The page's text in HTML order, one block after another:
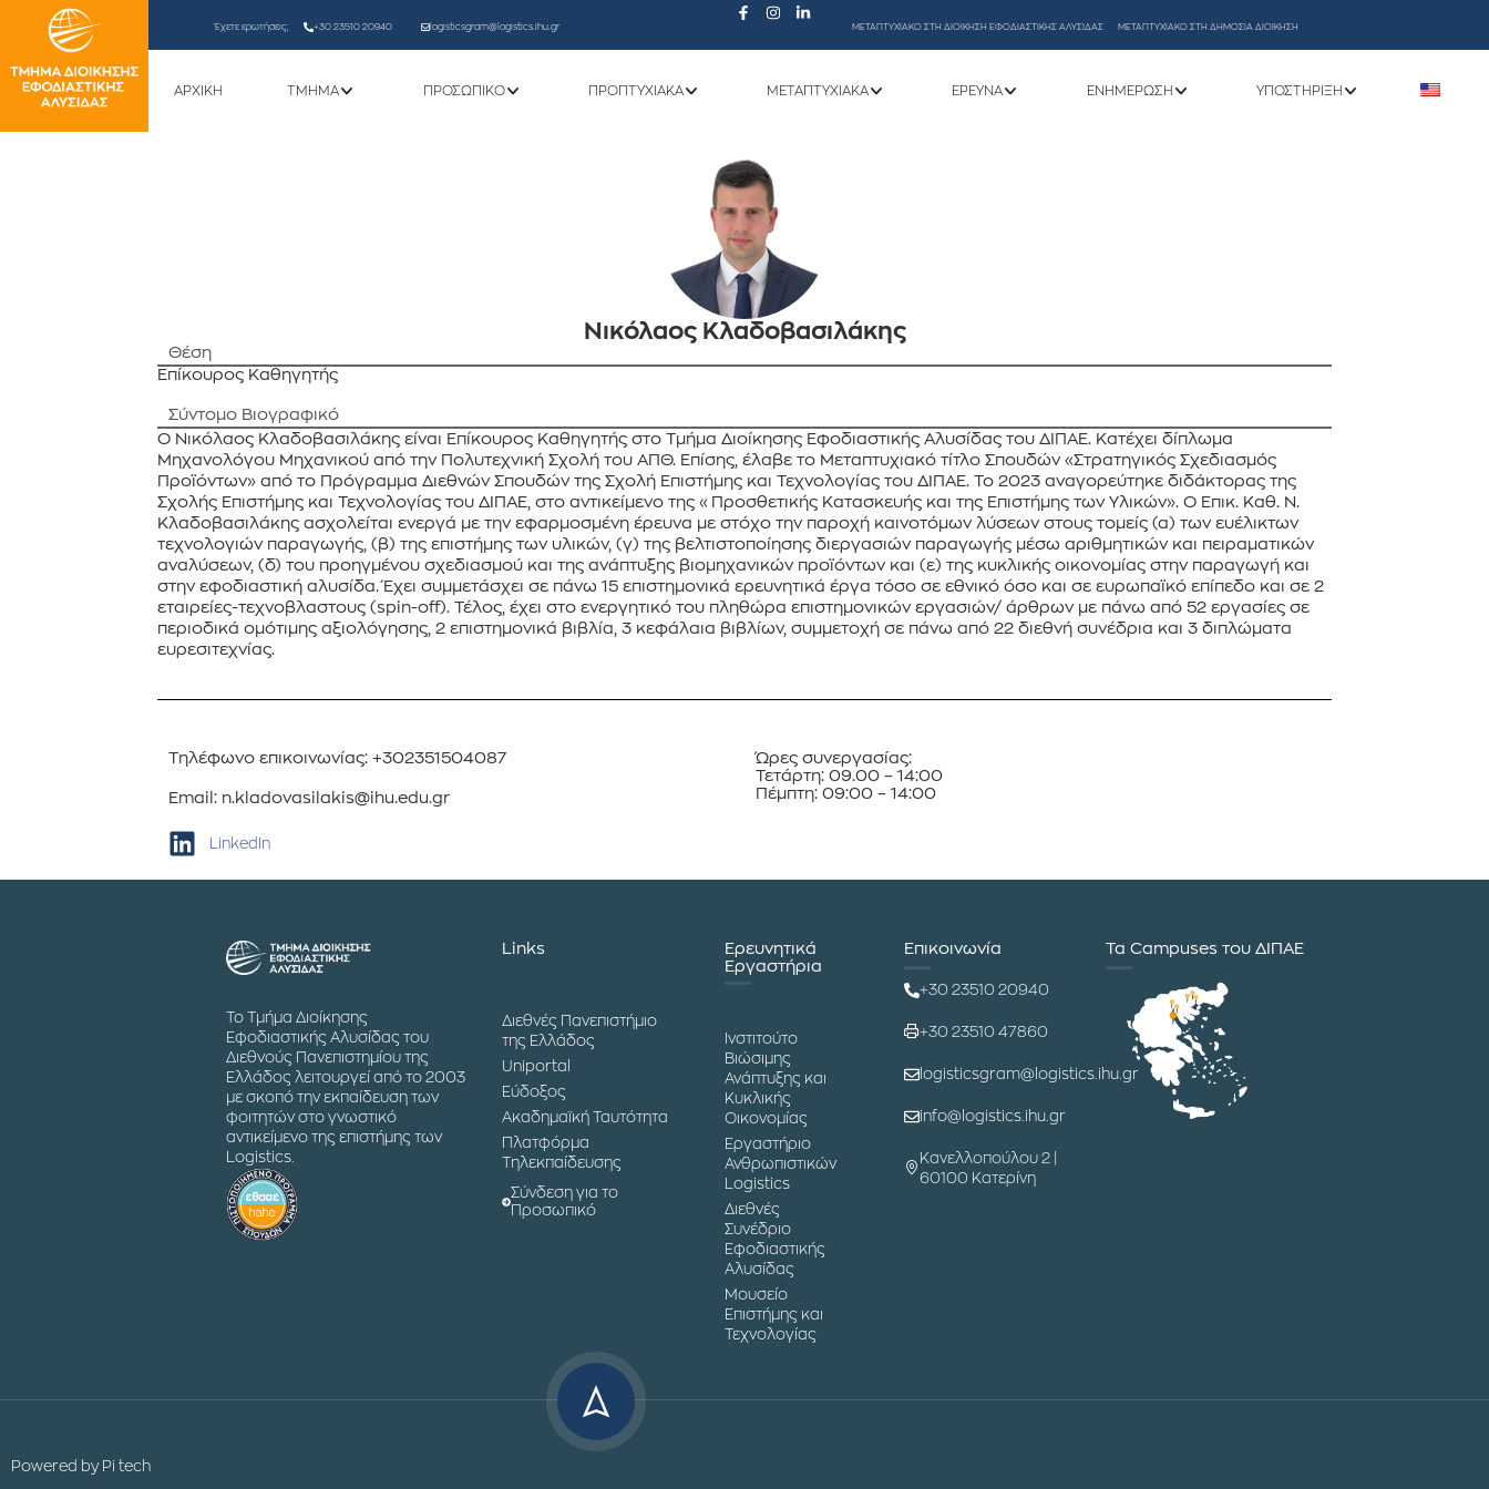
Έχετε ερωτήσεις; +30 23510 20940 logisticsgram@logistics.ihu.gr ΜΕΤΑΠΤΥΧΙΑΚΟ ΣΤΗ ΔΙΟΙΚΗΣΗ ΕΦΟΔΙΑΣΤΙΚΗΣ ΑΛΥΣΙΔΑΣ ΜΕΤΑΠΤΥΧΙΑΚΟ ΣΤΗ ΔΗΜΟΣΙΑ ΔΙΟΙΚΗΣΗ
ΑΡΧΙΚΗ ΤΜΗΜΑ ΠΡΟΣΩΠΙΚΌ ΠΡΟΠΤΥΧΙΑΚΆ ΜΕΤΑΠΤΥΧΙΑΚΆ ΕΡΕΥΝΑ ΕΝΗΜΈΡΩΣΗ ΥΠΟΣΤΉΡΙΞΗ
Νικόλαος Κλαδοβασιλάκης
Θέση
Επίκουρος Καθηγητής
Σύντομο Βιογραφικό
Ο Νικόλαος Κλαδοβασιλάκης είναι Επίκουρος Καθηγητής στο Τμήμα Διοίκησης Εφοδιαστικής Αλυσίδας του ΔΙΠΑΕ. Κατέχει δίπλωμα
Μηχανολόγου Μηχανικού από την Πολυτεχνική Σχολή του ΑΠΘ. Επίσης, έλαβε το Μεταπτυχιακό τίτλο Σπουδών «Στρατηγικός Σχεδιασμός
Προϊόντων» από το Πρόγραμμα Διεθνών Σπουδών της Σχολή Επιστήμης και Τεχνολογίας του ΔΙΠΑΕ. Το 2023 αναγορεύτηκε διδάκτορας της
Σχολής Επιστήμης και Τεχνολογίας του ΔΙΠΑΕ, στο αντικείμενο της «Προσθετικής Κατασκευής και της Επιστήμης των Υλικών». Ο Επικ. Καθ. Ν.
Κλαδοβασιλάκης ασχολείται ενεργά με την εφαρμοσμένη έρευνα με στόχο την παροχή καινοτόμων λύσεων στους τομείς (α) των ευέλικτων
τεχνολογιών παραγωγής, (β) της επιστήμης των υλικών, (γ) της βελτιστοποίησης διεργασιών παραγωγής μέσω αριθμητικών και πειραματικών
αναλύσεων, (δ) του προηγμένου σχεδιασμού και της ανάπτυξης βιομηχανικών προϊόντων και (ε) της κυκλικής οικονομίας στην παραγωγή και
στην εφοδιαστική αλυσίδα. Έχει συμμετάσχει σε πάνω 15 επιστημονικά ερευνητικά έργα τόσο σε εθνικό όσο και σε ευρωπαϊκό επίπεδο και σε 2
εταιρείες-τεχνοβλαστους (spin-off). Τέλος, έχει στο ενεργητικό του πληθώρα επιστημονικών εργασιών/ άρθρων με πάνω από 52 εργασίες σε
περιοδικά ομότιμης αξιολόγησης, 2 επιστημονικά βιβλία, 3 κεφάλαια βιβλίων, συμμετοχή σε πάνω από 22 διεθνή συνέδρια και 3 διπλώματα
ευρεσιτεχνίας.
Τηλέφωνο επικοινωνίας: +302351504087
Email: n.kladovasilakis@ihu.edu.gr
LinkedIn
Ώρες συνεργασίας:
Τετάρτη: 09.00 – 14:00
Πέμπτη: 09:00 – 14:00
Το Τμήμα Διοίκησης
Εφοδιαστικής Αλυσίδας του
Διεθνούς Πανεπιστημίου της
Ελλάδος λειτουργεί από το 2003
με σκοπό την εκπαίδευση των
φοιτητών στο γνωστικό
αντικείμενο της επιστήμης των
Logistics.
Links
Διεθνές Πανεπιστήμιο
της Ελλάδος
Uniportal
Εύδοξος
Ακαδημαϊκή Ταυτότητα
Πλατφόρμα
Τηλεκπαίδευσης
Σύνδεση για το
Προσωπικό
Ερευνητικά
Εργαστήρια
Ινστιτούτο
Βιώσιμης
Ανάπτυξης και
Κυκλικής
Οικονομίας
Εργαστήριο
Ανθρωπιστικών
Logistics
Διεθνές
Συνέδριο
Εφοδιαστικής
Αλυσίδας
Μουσείο
Επιστήμης και
Τεχνολογίας
Επικοινωνία
+30 23510 20940
+30 23510 47860
logisticsgram@logistics.ihu.gr
info@logistics.ihu.gr
Κανελλοπούλου 2 |
60100 Κατερίνη
Τα Campuses του ΔΙΠΑΕ
Powered by Pi tech